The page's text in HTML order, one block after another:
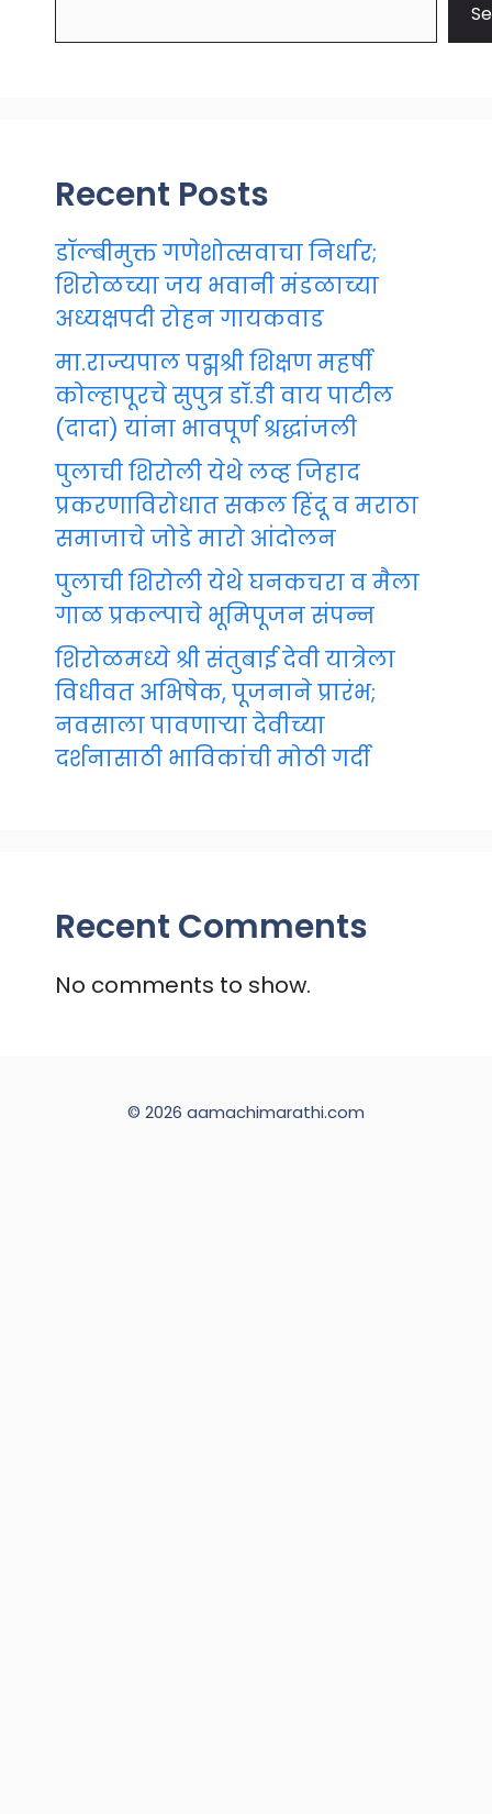
Recent Posts
डॉल्बीमुक्त गणेशोत्सवाचा निर्धार;
शिरोळच्या जय भवानी मंडळाच्या
अध्यक्षपदी रोहन गायकवाड
मा.राज्यपाल पद्मश्री शिक्षण महर्षी
कोल्हापूरचे सुपुत्र डॉ.डी वाय पाटील
(दादा) यांना भावपूर्ण श्रद्धांजली
पुलाची शिरोली येथे लव्ह जिहाद
प्रकरणाविरोधात सकल हिंदू व मराठा
समाजाचे जोडे मारो आंदोलन
पुलाची शिरोली येथे घनकचरा व मैला
गाळ प्रकल्पाचे भूमिपूजन संपन्न
शिरोळमध्ये श्री संतुबाई देवी यात्रेला
विधीवत अभिषेक, पूजनाने प्रारंभ;
नवसाला पावणाऱ्या देवीच्या
दर्शनासाठी भाविकांची मोठी गर्दी
Recent Comments
No comments to show.
© 2026 aamachimarathi.com